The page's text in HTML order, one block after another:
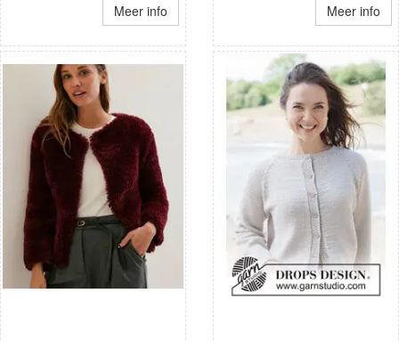
Meer info Meer info